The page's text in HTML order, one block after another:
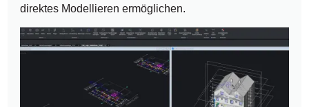
direktes Modellieren ermöglichen.